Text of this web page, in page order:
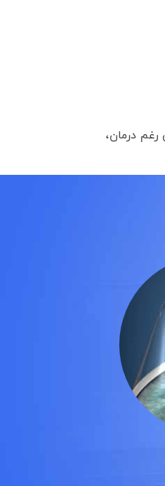
درمان،